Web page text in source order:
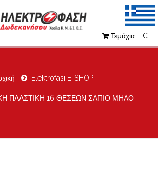
Τεμάχια - €
Elektrofasi E-SHOP
ΠΛΑΣΤΙΚΗ 16 ΘΕΣΕΩΝ ΣΑΠΙΟ ΜΗΛΟ